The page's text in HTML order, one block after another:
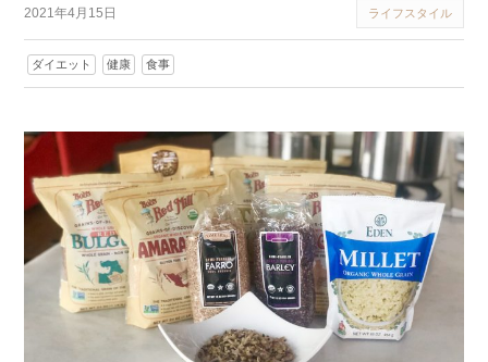
2021年4月15日 ライフスタイル
ダイエット 健康 食事